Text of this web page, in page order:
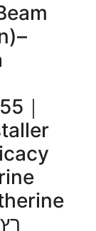
)–
｜